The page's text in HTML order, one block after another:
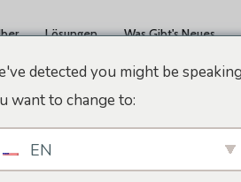
Lösungen Was Gibt's Neues
detected you might be
want to change to:
EN